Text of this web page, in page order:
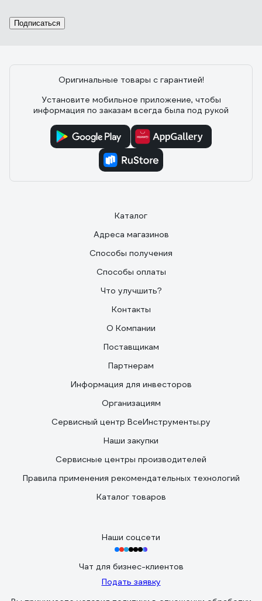
Длинная)
Отзыв об оградительной ленте
PROCONNECT 35 мкм - 75мм х 50 п.м. 19-
Широкая
Подписаться
Оригинальные товары с гарантией!
Установите мобильное приложение, чтобы
информация по заказам всегда была под рукой
Каталог
Адреса магазинов
Способы получения
Способы оплаты
Что улучшить?
Контакты
О Компании
Поставщикам
Партнерам
Информация для инвесторов
Организациям
Сервисный центр ВсеИнструменты.ру
Наши закупки
Сервисные центры производителей
Правила применения рекомендательных технологий
Каталог товаров
Наши соцсети
Чат для бизнес-клиентов
Подать заявку